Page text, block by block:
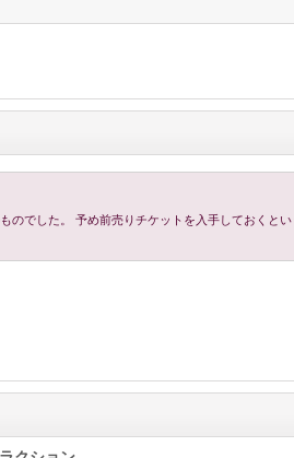
のでした。 予め前売りチケットを入手しておくと